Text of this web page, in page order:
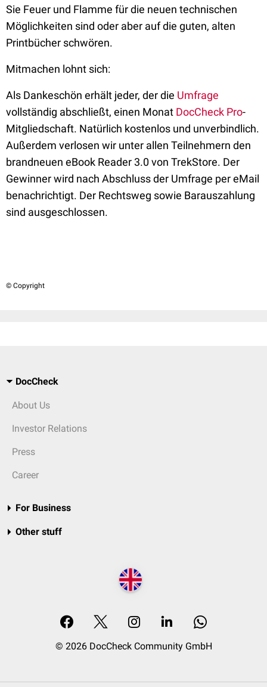
Sie Feuer und Flamme für die neuen technischen
Möglichkeiten sind oder aber auf die guten, alten
Printbücher schwören.
Mitmachen lohnt sich:
Als Dankeschön erhält jeder, der die Umfrage
vollständig abschließt, einen Monat DocCheck Pro-
Mitgliedschaft. Natürlich kostenlos und unverbindlich.
Außerdem verlosen wir unter allen Teilnehmern den
brandneuen eBook Reader 3.0 von TrekStore. Der
Gewinner wird nach Abschluss der Umfrage per eMail
benachrichtigt. Der Rechtsweg sowie Barauszahlung
sind ausgeschlossen.
© Copyright
DocCheck
About Us
Investor Relations
Press
Career
For Business
Other stuff
© 2026 DocCheck Community GmbH